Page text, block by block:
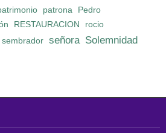
patrona Pedro
RESTAURACION rocio
sembrador señora Solemnidad